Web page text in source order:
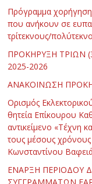
Πρόγραμμα
που ανήκουν σε
τρίτεκνους/
ΠΡΟΚΗΡΥΞΗ ΤΡΙΩΝ
2025-2026
ΑΝΑΚΟΙΝΩΣΗ
Ορισμός
θητεία Επίκουρου
αντικείμενο «Τέχνη
τους μέσους
Κωνσταντίνου
ΕΝΑΡΞΗ ΠΕΡΙΟΔΟΥ